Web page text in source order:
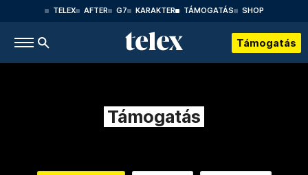
TELEX AFTER G7 KARAKTER TÁMOGATÁS SHOP
Támogatás
Támogatás